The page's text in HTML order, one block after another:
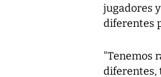
jugadores
diferentes
"Tenemos
diferentes,